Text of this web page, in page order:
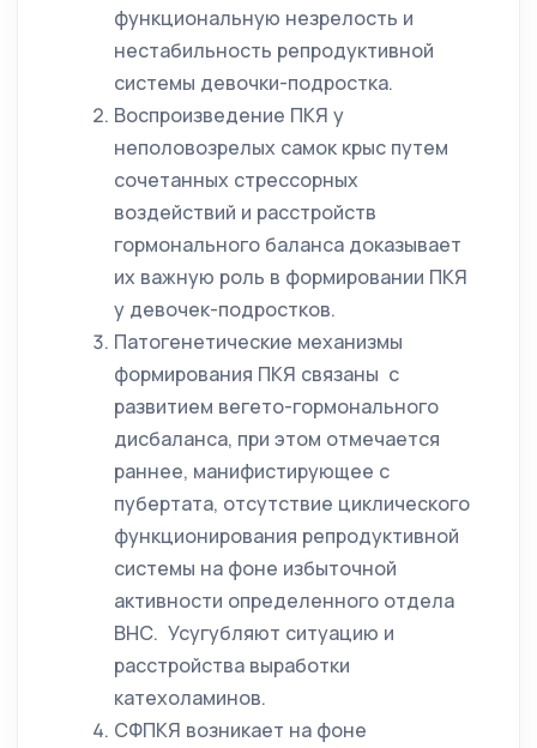
функциональную незрелость и
нестабильность репродуктивной
системы девочки-подростка.
Воспроизведение ПКЯ у
неполовозрелых самок крыс путем
сочетанных стрессорных
воздействий и расстройств
гормонального баланса доказывает
их важную роль в формировании ПКЯ
у девочек-подростков.
Патогенетические механизмы
формирования ПКЯ связаны с
развитием вегето-гормонального
дисбаланса, при этом отмечается
раннее, манифистирующее с
пубертата, отсутствие циклического
функционирования репродуктивной
системы на фоне избыточной
активности определенного отдела
ВНС. Усугубляют ситуацию и
расстройства выработки
катехоламинов.
СФПКЯ возникает на фоне